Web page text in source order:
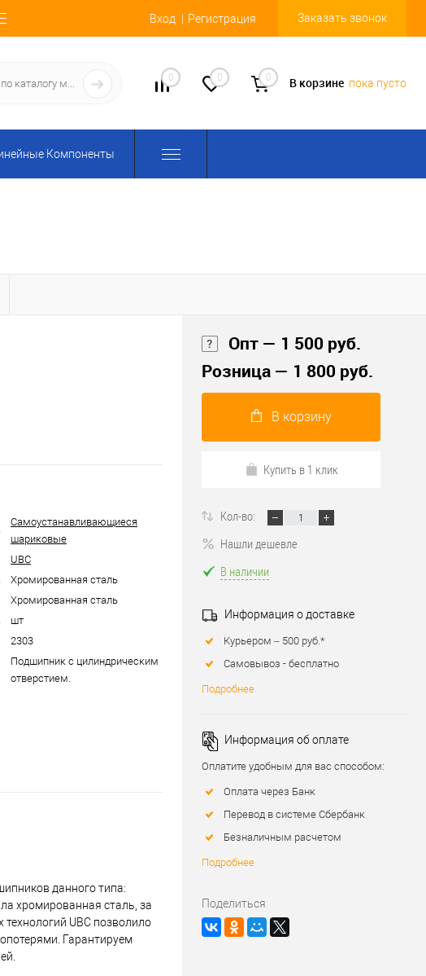
Вход Регистрация Заказать звонок
0 0 0 В корзине пока пусто
Компоненты
Самоустанавливающиеся
шариковые
UBC
Хромированная сталь
Хромированная сталь
шт
2303
Подшипник с цилиндрическим
отверстием.
данного типа:
хромированная сталь, за
UBC позволило
Гарантируем
Опт — 1 500 руб.
Розница — 1 800 руб.
В корзину
Купить в 1 клик
Кол-во:
Нашли дешевле
В наличии
Информация о доставке
Курьером – 500 руб.*
Самовывоз - бесплатно
Подробнее
Информация об оплате
Оплатите удобным для вас способом:
Оплата через Банк
Перевод в системе Сбербанк
Безналичным расчетом
Подробнее
Поделиться